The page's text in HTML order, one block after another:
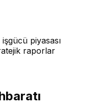
piyasası
raporlar